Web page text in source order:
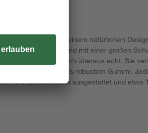
enthält drei Köder in einem natürlichen
Die Köder sind mit einer großen
und wirken dadurch überaus echt. Sie
und bestehen aus robustem Gummi.
einem Einfachhaken ausgestattet und etwa